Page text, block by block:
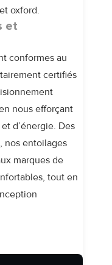
oxford.
et
conformes au
certifiés
nous efforçant
d’énergie. Des
nos entoilages
marques de
tout en